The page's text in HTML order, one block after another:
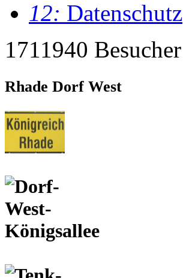
12: Datenschutz
1711940 Besucher
Rhade Dorf West